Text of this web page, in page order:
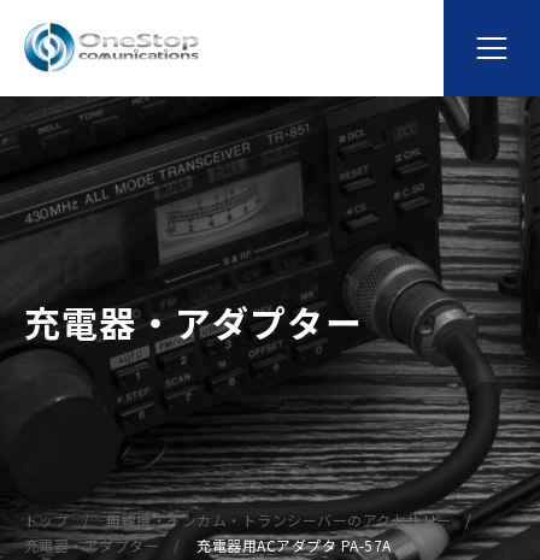
充電器・アダプター
トップ
無線機・インカム・トランシーバーのアクセサリー
充電器・アダプター
充電器用ACアダプタ PA-57A